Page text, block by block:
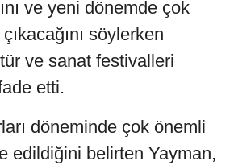
ve yeni dönemde çok
söylerken
ve sanat festivalleri
etti.
döneminde çok önemli
edildiğini belirten Yayman,